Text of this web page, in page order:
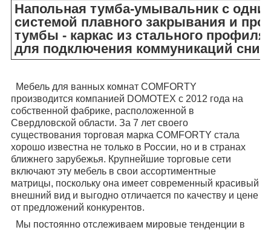
Напольная тумба-умывальник с
системой плавного закрывания и
тумбы - каркас из стального
для подключения коммуникаций
Мебель для ванных комнат COMFORTY
производится компанией DOMOTEX с 2012 года на
собственной фабрике, расположенной в
Свердловской области. За 7 лет своего
существования торговая марка COMFORTY стала
хорошо известна не только в России, но и в странах
ближнего зарубежья. Крупнейшие торговые сети
включают эту мебель в свои ассортиментные
матрицы, поскольку она имеет современный красивый
внешний вид и выгодно отличается по качеству и цене
от предложений конкурентов.
Мы постоянно отслеживаем мировые тенденции в